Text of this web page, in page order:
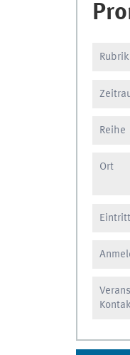
Rubrik
Reihe
Ort
Eintritt